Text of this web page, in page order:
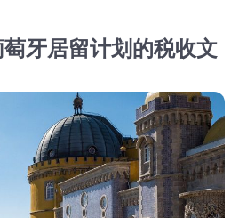
牙居留计划的税收文